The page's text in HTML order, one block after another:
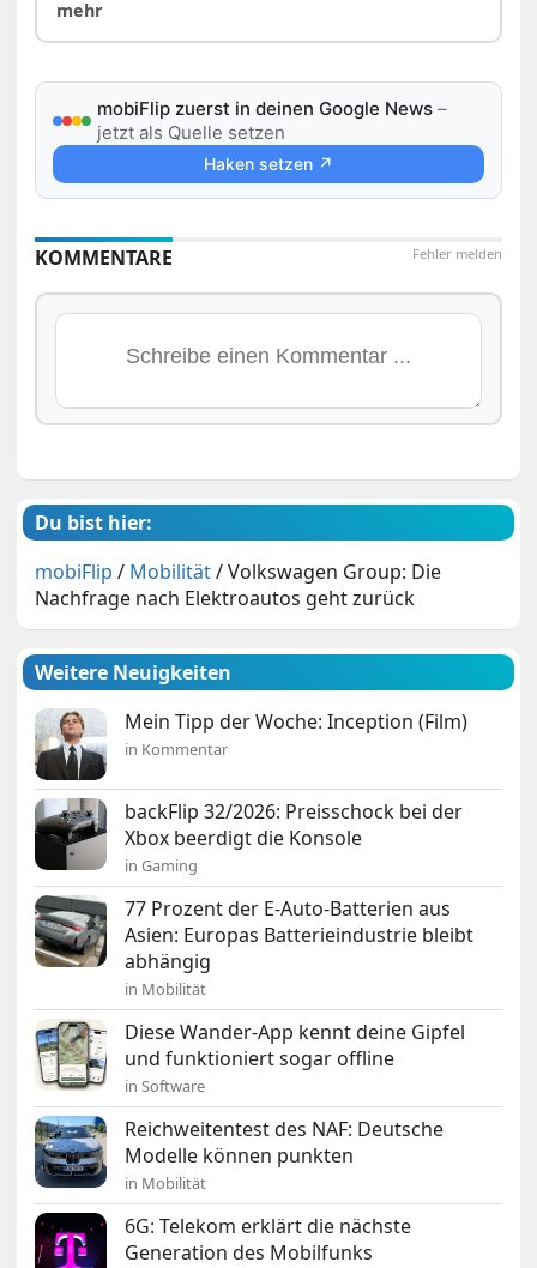
mehr
mobiFlip zuerst in deinen Google News –
jetzt als Quelle setzen
Haken setzen ↗
Fehler melden
KOMMENTARE
Du bist hier:
mobiFlip / Mobilität/Volkswagen Group: Die
Nachfrage nach Elektroautos geht zurück
Weitere Neuigkeiten
Mein Tipp der Woche: Inception (Film)
in Kommentar
backFlip 32/2026: Preisschock bei der
Xbox beerdigt die Konsole
in Gaming
77 Prozent der E-Auto-Batterien aus
Asien: Europas Batterieindustrie bleibt
abhängig
in Mobilität
Diese Wander-App kennt deine Gipfel
und funktioniert sogar offline
in Software
Reichweitentest des NAF: Deutsche
Modelle können punkten
in Mobilität
6G: Telekom erklärt die nächste
Generation des Mobilfunks